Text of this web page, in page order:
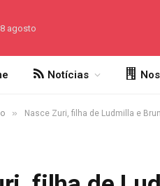
agosto
Notícias
» Nasce Zuri, filha de Ludmilla e